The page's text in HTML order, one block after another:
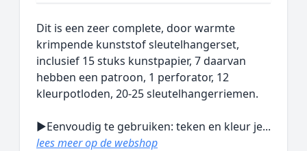
Dit is een zeer complete, door warmte
krimpende kunststof sleutelhangerset,
inclusief 15 stuks kunstpapier, 7 daarvan
hebben een patroon, 1 perforator, 12
kleurpotloden, 20-25 sleutelhangerriemen.
▶Eenvoudig te gebruiken: teken en kleur je...
lees meer op de webshop